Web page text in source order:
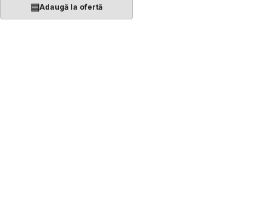
▤Adaugă la ofertă